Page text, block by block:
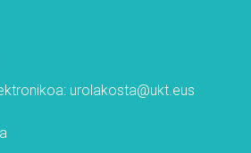
urolakosta@ukt.eus